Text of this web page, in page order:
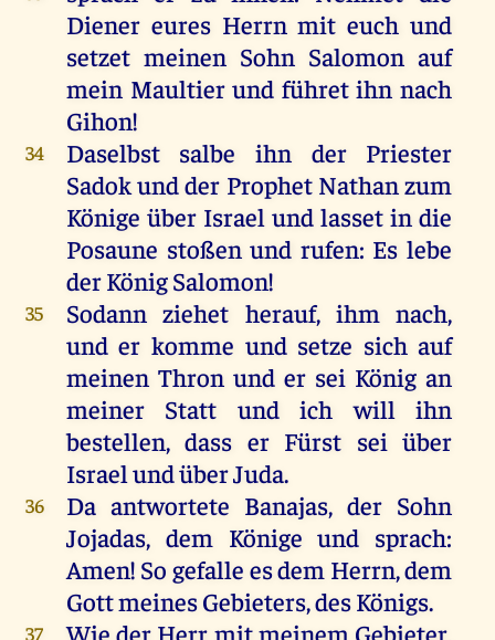
Diener eures Herrn mit euch und
setzet meinen Sohn Salomon auf
mein Maultier und führet ihn nach
Gihon!
34
Daselbst salbe ihn der Priester
Sadok und der Prophet Nathan zum
Könige über Israel und lasset in die
Posaune stoßen und rufen: Es lebe
der König Salomon!
35
Sodann ziehet herauf, ihm nach,
und er komme und setze sich auf
meinen Thron und er sei König an
meiner Statt und ich will ihn
bestellen, dass er Fürst sei über
Israel und über Juda.
36
Da antwortete Banajas, der Sohn
Jojadas, dem Könige und sprach:
Amen! So gefalle es dem Herrn, dem
Gott meines Gebieters, des Königs.
37
Wie der Herr mit meinem Gebieter,